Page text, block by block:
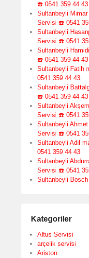
☎️ 0541 359 44 43
Sultanbeyli
Servisi ☎️ 0541
Sultanbeyli
Servisi ☎️ 0541
Sultanbeyli
☎️ 0541 359 44 43
Sultanbeyli Fatih
0541 359 44 43
Sultanbeyli
☎️ 0541 359 44 43
Sultanbeyli
Servisi ☎️ 0541
Sultanbeyli
Servisi ☎️ 0541
Sultanbeyli Adil
0541 359 44 43
Sultanbeyli
Servisi ☎️ 0541
Sultanbeyli
Kategoriler
Altus Servisi
arçelik servisi
Ariston